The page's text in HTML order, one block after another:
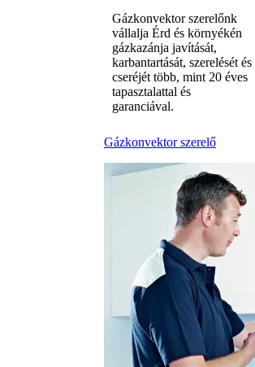
Gázkonvektor szerelőnk
vállalja Érd és környékén
gázkazánja javítását,
karbantartását, szerelését és
cseréjét több, mint 20 éves
tapasztalattal és
garanciával.
Gázkonvektor szerelő